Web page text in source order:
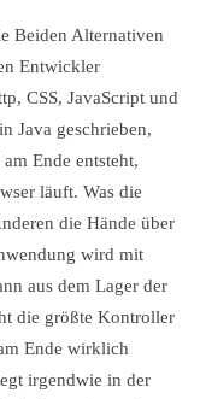
Beiden Alternativen
Entwickler
CSS, JavaScript und
Java geschrieben,
Ende entsteht,
läuft. Was die
die Hände über
wird mit
aus dem Lager der
die größte Kontroller
Ende wirklich
irgendwie in der